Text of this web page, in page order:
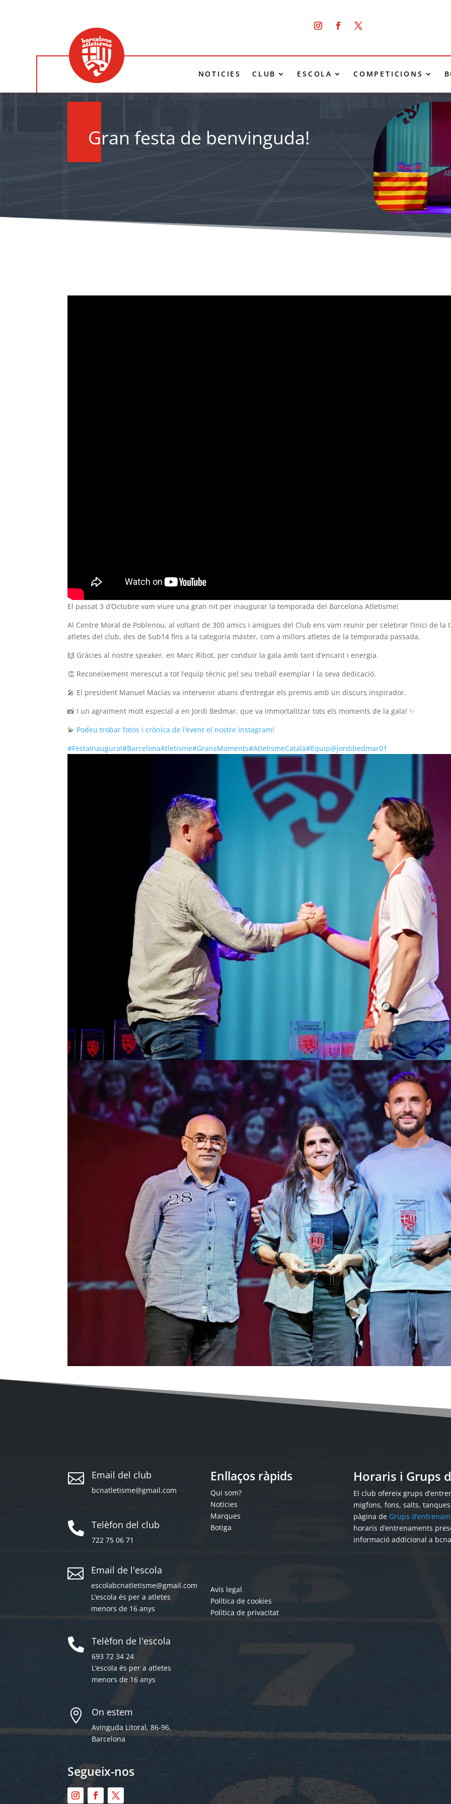
NOTICIES CLUB ESCOLA COMPETICIONS
Gran festa de benvinguda!
El passat 3 d’Octubre vam viure una gran nit per inaugurar la temporada del Barcelona Atletisme!
Al Centre Moral de Poblenou, al voltant de 300 amics i amigues del Club ens vam reunir per celebrar l’inici de la
atletes del club, des de Sub14 fins a la categoria máster, com a millors atletes de la temporada passada.
🙌 Gràcies al nostre speaker, en Marc Ribot, per conduir la gala amb tant d’encant i energia.
👏 Reconeixement merescut a tot l’equip tècnic pel seu treball exemplar i la seva dedicació.
🎤 El president Manuel Macías va intervenir abans d’entregar els premis amb un discurs inspirador.
📸 I un agraïment molt especial a en Jordi Bedmar, que va immortalitzar tots els moments de la gala! ✨
💫 Podeu trobar fotos i crònica de l’event el nostre Instagram!
#FestaInaugural#BarcelonaAtletisme#GransMoments#AtletismeCatalà#Equip@jordibedmar01
 Email del club
bcnatletisme@gmail.com
 Telèfon del club
722 75 06 71
 Email de l'escola
escolabcnatletisme@gmail.com
L’escola és per a atletes
menors de 16 anys
 Telèfon de l'escola
693 72 34 24
L’escola és per a atletes
menors de 16 anys
 On estem
Avinguda Litoral, 86-96,
Barcelona
Segueix-nos
Enllaços ràpids
Qui som?
Notícies
Marques
Botiga
Avís legal
Política de cookies
Política de privacitat
Horaris i Grups
El club ofereix grups
migfons, fons, salts,
pàgina de Grups
horaris d’entrenaments
informació addicional a